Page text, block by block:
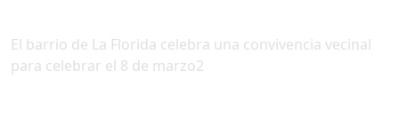
El barrio de La Florida celebra una convivencia vecinal
para celebrar el 8 de marzo2